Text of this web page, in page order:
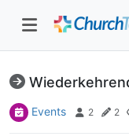
Events 2 2